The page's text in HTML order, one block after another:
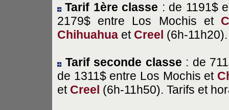
Tarif 1ère classe : de 1191$
2179$ entre Los Mochis et
Chihuahua et Creel (6h-11h20).
Tarif seconde classe : de
de 1311$ entre Los Mochis et
et Creel (6h-11h50). Tarifs et